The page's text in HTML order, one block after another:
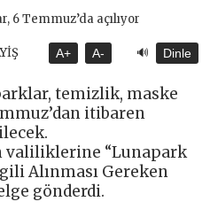
A+ A- 🔊 Dinle
temizlik, maske
itibaren
valiliklerine “Lunapark
Alınması Gereken
gönderdi.